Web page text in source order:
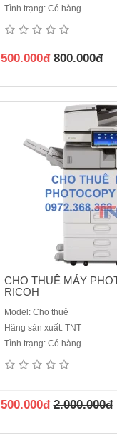
Tình trạng: Có hàng
500.000đ 800.000đ
BẢNG GIÁ CHO
TY TNHH THƯƠNG MẠI
bảnChức năng
chụp/thángĐơn giá thuê/
scanIn qua
CHO THUÊ MÁY
RICOH
Model: Cho thuê
Hãng sản xuất: TNT
Tình trạng: Có hàng
500.000đ 2.000.000đ
4054/5054/6054 dòng
1000.000đ/ thángGiá
vnđ/Tháng áp dụng tại Hà